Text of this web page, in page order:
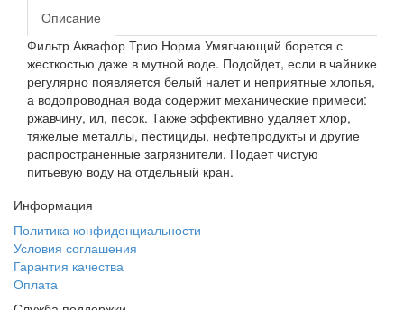
Описание
Фильтр Аквафор Трио Норма Умягчающий борется с
жесткостью даже в мутной воде. Подойдет, если в чайнике
регулярно появляется белый налет и неприятные хлопья,
а водопроводная вода содержит механические примеси:
ржавчину, ил, песок. Также эффективно удаляет хлор,
тяжелые металлы, пестициды, нефтепродукты и другие
распространенные загрязнители. Подает чистую
питьевую воду на отдельный кран.
Информация
Политика конфиденциальности
Условия соглашения
Гарантия качества
Оплата